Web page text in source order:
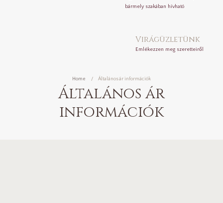
bármely szakában hívható
Virágüzletünk
Emlékezzen meg szeretteiről
Home Általános ár információk
Általános ár
információk